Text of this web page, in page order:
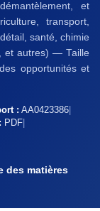
et
transport,
santé, chimie
et autres) — Taille
opportunités et
: AA0423386
PDF
des matières